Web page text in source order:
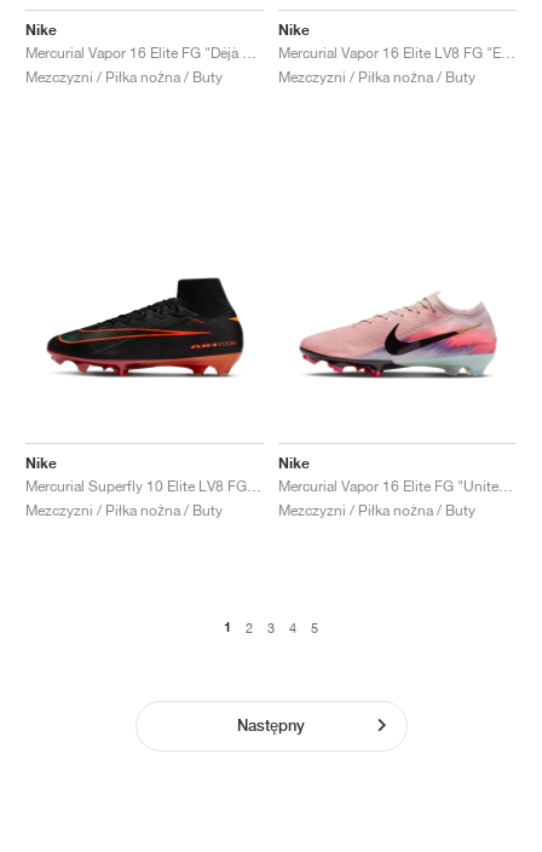
Nike
Mezczyzni / Piłka nożna / Buty
Nike
Mezczyzni / Piłka nożna / Buty
Nike
Mezczyzni / Piłka nożna / Buty
Nike
Mezczyzni / Piłka nożna / Buty
1 2 3 4 5
Następny